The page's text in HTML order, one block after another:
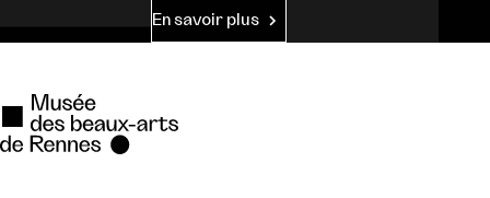
En savoir plus